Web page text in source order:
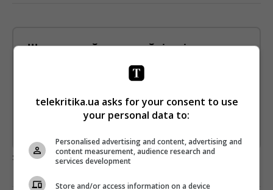
Щотижневий лист з найцікавішим.
Підпишіться ще раз, якщо не отримуєте від нас листи
* Підписатись→
загрузка...
telekritika.ua asks for your consent to use
your personal data to:
Personalised advertising and content, advertising and
content measurement, audience research and
services development
Store and/or access information on a device